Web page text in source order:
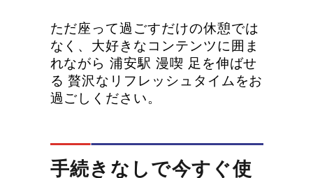
ただ座って過ごすだけの休憩では
なく、大好きなコンテンツに囲ま
れながら 浦安駅 漫喫 足を伸ばせ
る 贅沢なリフレッシュタイムをお
過ごしください。
手続きなしで今すぐ使